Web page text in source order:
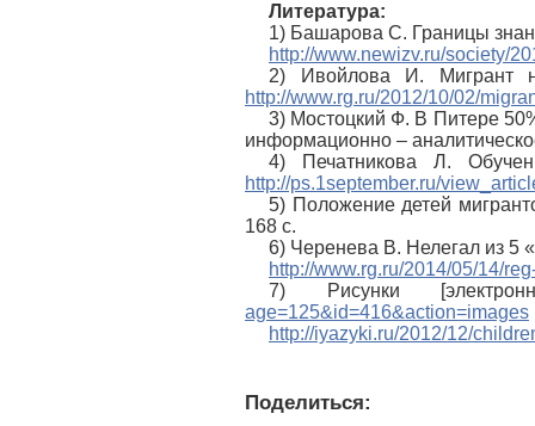
Литература:
1) Башарова С. Границы
http://www.newizv.ru/society/
2) Ивойлова И. Мигрант
http://www.rg.ru/2012/10/02/
3) Мостоцкий Ф. В Питере
информационно –
4) Печатникова Л.
http://ps.1september.ru/
5) Положение детей
168 с.
6) Черенева В. Нелегал из 5
http://www.rg.ru/2014/05/14/
7) Рисунки
age=125&id=416&action=images
http://iyazyki.ru/2012/12/
Поделиться: